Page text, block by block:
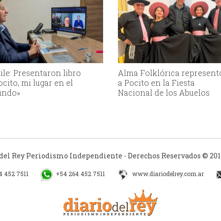
Presentaron libro
mi lugar en el
Alma Folklórica
a Pocito en la Fiesta
Nacional de los Abuelos
Rey Periodismo Independiente - Derechos Reservados ©
452 7511 +54 264 452 7511 www.diariodelrey.com.ar